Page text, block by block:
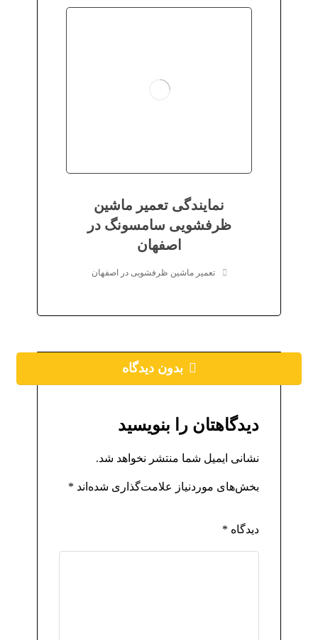
نمایندگی تعمیر ماشین
ظرفشویی سامسونگ در
اصفهان
تعمیر ماشین ظرفشویی در اصفهان
بدون دیدگاه
دیدگاهتان را بنویسید
نشانی ایمیل شما منتشر نخواهد شد.
بخش‌های موردنیاز علامت‌گذاری شده‌اند *
دیدگاه *